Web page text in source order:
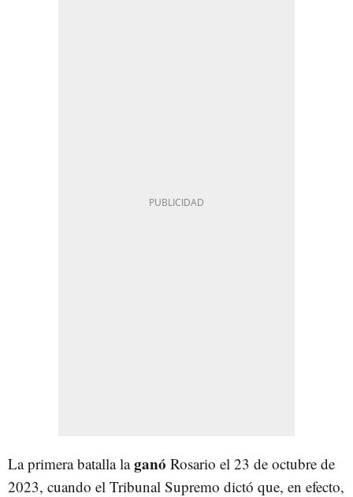
La primera batalla laganó Rosario el 23 de octubre de
2023, cuando el Tribunal Supremo dictó que, en efecto,